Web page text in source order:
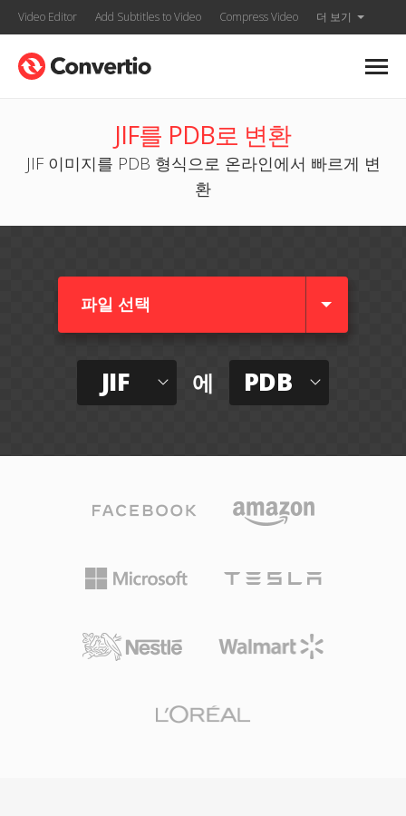
Video Editor Add Subtitles to Video Compress Video 더 보기
JIF를 PDB로 변환
JIF 이미지를 PDB 형식으로 온라인에서 빠르게 변
환
파일 선택
JIF 에 PDB